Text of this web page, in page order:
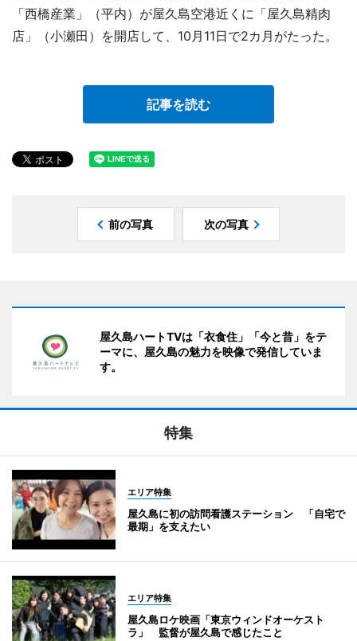
「西橋産業」（平内）が屋久島空港近くに「屋久島精肉
店」（小瀬田）を開店して、10月11日で2カ月がたった。
記事を読む
前の写真 次の写真
屋久島ハートTVは「衣食住」「今と昔」をテ
ーマに、屋久島の魅力を映像で発信していま
す。
特集
エリア特集
屋久島に初の訪問看護ステーション 「自宅で
最期」を支えたい
エリア特集
屋久島ロケ映画「東京ウィンドオーケスト
ラ」 監督が屋久島で感じたこと